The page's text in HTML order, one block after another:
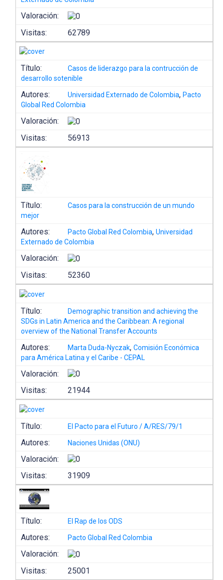
Valoración:
Visitas:
62789
Título:
Casos de liderazgo para la contrucción de
desarrollo sotenible
Autores: Universidad Externado de Colombia,Pacto
Global Red Colombia
Valoración:
Visitas:
56913
Título:
Casos para la construcción de un mundo
mejor
Autores: Pacto Global Red Colombia,Universidad
Externado de Colombia
Valoración:
Visitas:
52360
Título:
Demographic transition and achieving the
SDGs in Latin America and the Caribbean: A regional
overview of the National Transfer Accounts
Autores: Marta Duda-Nyczak,Comisión Económica
para América Latina y el Caribe - CEPAL
Valoración:
Visitas:
21944
Título: El Pacto para el Futuro / A/RES/79/1
Autores: Naciones Unidas (ONU)
Valoración:
Visitas:
31909
Título: El Rap de los ODS
Autores: Pacto Global Red Colombia
Valoración:
Visitas:
25001